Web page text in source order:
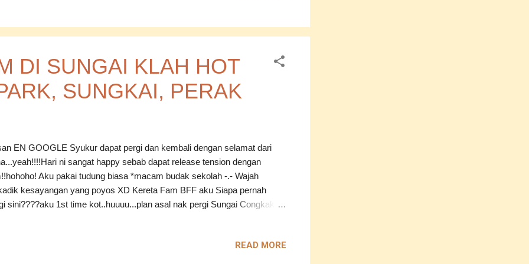
Tak apalah..kalau betul..benda ni akan terbongkar juga satu hari
ASSALAMUALAIKUM...
DI SUNGAI KLAH HOT
SUNGKAI, PERAK
EN GOOGLE Syukur dapat pergi dan kembali dengan selamat dari
ni sangat happy sebab dapat release tension dengan
Aku pakai tudung biasa *macam budak sekolah -.- Wajah
kesayangan yang poyos XD Kereta Fam BFF aku Siapa pernah
sini????aku 1st time kot..huuuu...plan asal nak pergi Sungai Congkak
sukacitanya..fam aku pun setujulah..kira alaala KONVOI la
READ MORE